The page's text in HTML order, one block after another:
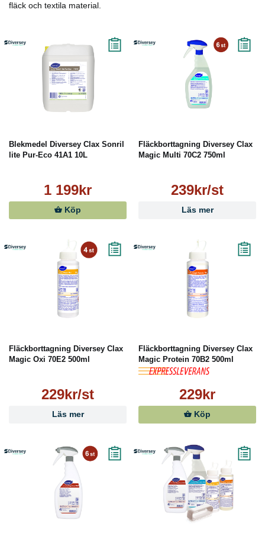
fläck och textila material.
Blekmedel Diversey Clax Sonril
lite Pur-Eco 41A1 10L
1 199kr
Köp
Fläckborttagning Diversey Clax
Magic Multi 70C2 750ml
239kr/st
Läs mer
Fläckborttagning Diversey Clax
Magic Oxi 70E2 500ml
229kr/st
Läs mer
Fläckborttagning Diversey Clax
Magic Protein 70B2 500ml
229kr
Köp